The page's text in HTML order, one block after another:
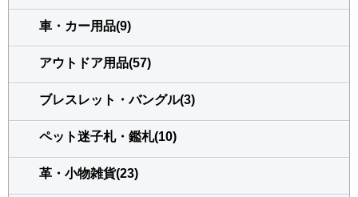
車・カー用品(9)
アウトドア用品(57)
ブレスレット・バングル(3)
ペット迷子札・鑑札(10)
革・小物雑貨(23)